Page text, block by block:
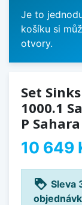
Je to
košíku si
otvory.
Set
1000.1
P
10 649
loyalty Sleva